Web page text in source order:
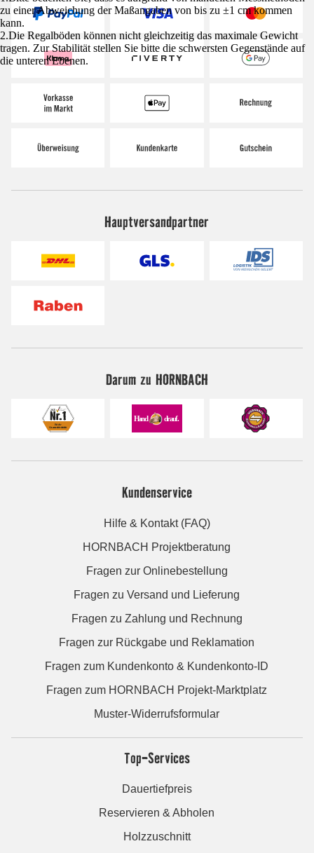
zu einer Abweichung der Maßangaben von bis zu ±1 cm kommen
kann.
2.Die Regalböden können nicht gleichzeitig das maximale Gewicht
tragen. Zur Stabilität stellen Sie bitte die schwersten Gegenstände auf
die unteren Ebenen.
Hauptversandpartner
Darum zu HORNBACH
Kundenservice
Hilfe & Kontakt (FAQ)
HORNBACH Projektberatung
Fragen zur Onlinebestellung
Fragen zu Versand und Lieferung
Fragen zu Zahlung und Rechnung
Fragen zur Rückgabe und Reklamation
Fragen zum Kundenkonto & Kundenkonto-ID
Fragen zum HORNBACH Projekt-Marktplatz
Muster-Widerrufsformular
Top-Services
Dauertiefpreis
Reservieren & Abholen
Holzzuschnitt